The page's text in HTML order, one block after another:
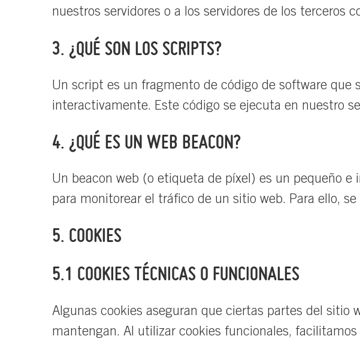
nuestros servidores o a los servidores de los terceros
3. ¿QUÉ SON LOS SCRIPTS?
Un script es un fragmento de código de software
interactivamente. Este código se ejecuta en nuestro
4. ¿QUÉ ES UN WEB BEACON?
Un beacon web (o etiqueta de píxel) es un pequeño
para monitorear el tráfico de un sitio web. Para ello,
5. COOKIES
5.1 COOKIES TÉCNICAS O FUNCIONALES
Algunas cookies aseguran que ciertas partes del sitio
mantengan. Al utilizar cookies funcionales,